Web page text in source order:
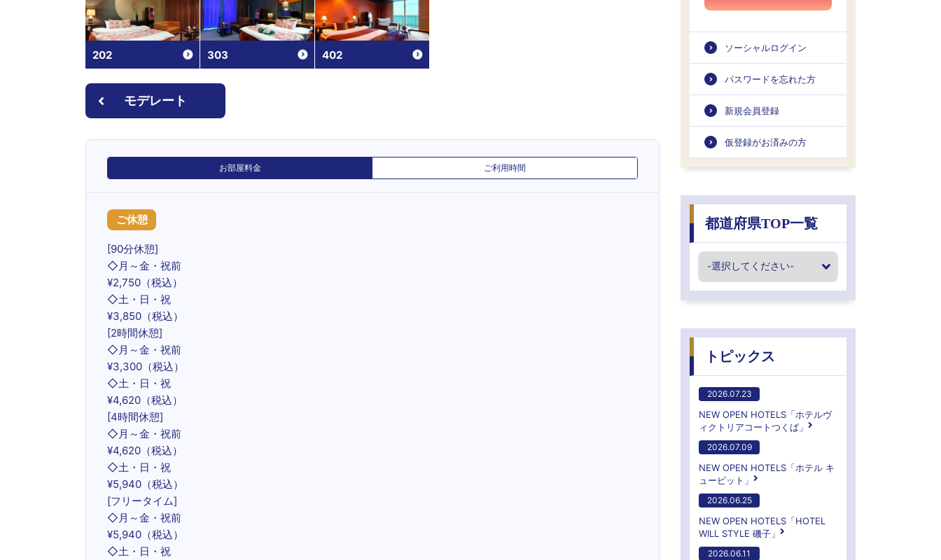
202 303 402
モデレート
お部屋料金 ご利用時間
ご休憩
[90分休憩]
◇月～金・祝前
¥2,750（税込）
◇土・日・祝
¥3,850（税込）
[2時間休憩]
◇月～金・祝前
¥3,300（税込）
◇土・日・祝
¥4,620（税込）
[4時間休憩]
◇月～金・祝前
¥4,620（税込）
◇土・日・祝
¥5,940（税込）
[フリータイム]
◇月～金・祝前
¥5,940（税込）
◇土・日・祝
ソーシャルログイン
パスワードを忘れた方
新規会員登録
仮登録がお済みの方
都道府県TOP一覧
トピックス
2026.07.23
NEW OPEN HOTELS「ホテルヴ
ィクトリアコートつくば」
2026.07.09
NEW OPEN HOTELS「ホテル キ
ューピット」
2026.06.25
NEW OPEN HOTELS「HOTEL
WILL STYLE 磯子」
2026.06.11